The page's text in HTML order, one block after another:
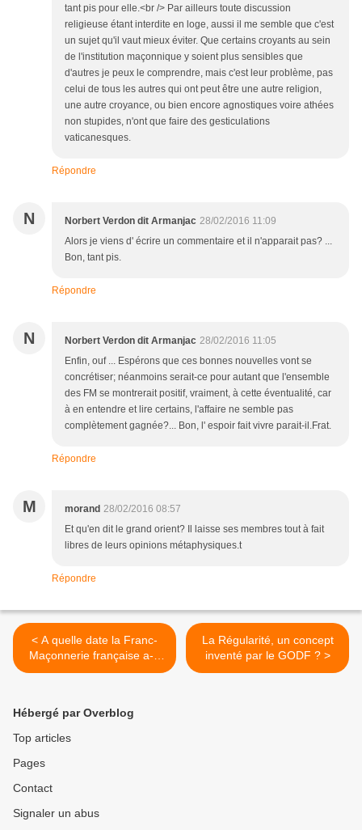
tant pis pour elle.<br /> Par ailleurs toute discussion
religieuse étant interdite en loge, aussi il me semble que c'est
un sujet qu'il vaut mieux éviter. Que certains croyants au sein
de l'institution maçonnique y soient plus sensibles que
d'autres je peux le comprendre, mais c'est leur problème, pas
celui de tous les autres qui ont peut être une autre religion,
une autre croyance, ou bien encore agnostiques voire athées
non stupides, n'ont que faire des gesticulations
vaticanesques.
Répondre
N Norbert Verdon dit Armanjac 28/02/2016 11:09
Alors je viens d' écrire un commentaire et il n'apparait pas? ...
Bon, tant pis.
Répondre
N Norbert Verdon dit Armanjac 28/02/2016 11:05
Enfin, ouf ... Espérons que ces bonnes nouvelles vont se
concrétiser; néanmoins serait-ce pour autant que l'ensemble
des FM se montrerait positif, vraiment, à cette éventualité, car
à en entendre et lire certains, l'affaire ne semble pas
complètement gagnée?... Bon, l' espoir fait vivre parait-il.Frat.
Répondre
M morand 28/02/2016 08:57
Et qu'en dit le grand orient? Il laisse ses membres tout à fait
libres de leurs opinions métaphysiques.t
Répondre
< A quelle date la Franc-
Maçonnerie française a-t-
elle abandonné le tablier ?
La Régularité, un concept
inventé par le GODF ? >
Hébergé par Overblog
Top articles
Pages
Contact
Signaler un abus